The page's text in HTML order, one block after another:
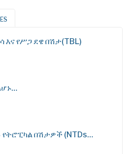
እና የሥጋ ደዌ በሽታ(TBL)
የትሮፒካል በሽታዎች (NTDs…